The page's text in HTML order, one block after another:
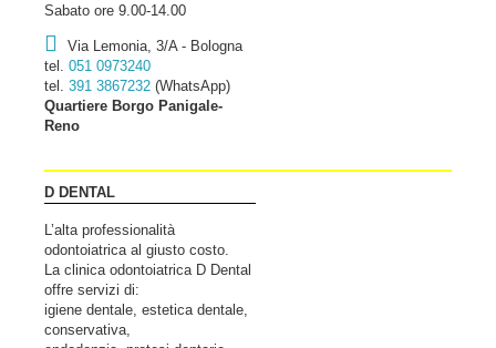
Sabato ore 9.00-14.00
Via Lemonia, 3/A - Bologna
tel. 051 0973240
tel. 391 3867232 (WhatsApp)
Quartiere Borgo Panigale-
Reno
D DENTAL
L’alta professionalità
odontoiatrica al giusto costo.
La clinica odontoiatrica D Dental
offre servizi di:
igiene dentale, estetica dentale,
conservativa,